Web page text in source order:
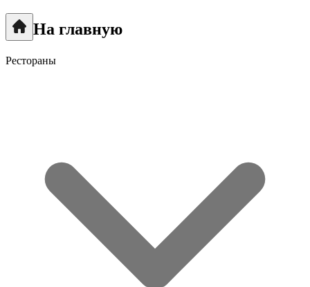
На главную
Рестораны